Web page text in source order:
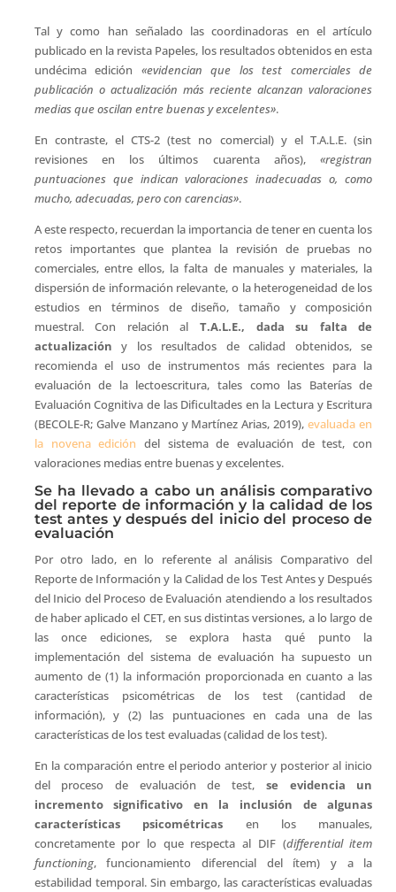
Tal y como han señalado las coordinadoras en el artículo
publicado en la revista Papeles, los resultados obtenidos en esta
undécima edición «evidencian que los test comerciales de
publicación o actualización más reciente alcanzan valoraciones
medias que oscilan entre buenas y excelentes».
En contraste, el CTS-2 (test no comercial) y el T.A.L.E. (sin
revisiones en los últimos cuarenta años),«registran
puntuaciones que indican valoraciones inadecuadas o, como
mucho, adecuadas, pero con carencias».
A este respecto, recuerdan la importancia de tener en cuenta los
retos importantes que plantea la revisión de pruebas no
comerciales, entre ellos, la falta de manuales y materiales, la
dispersión de información relevante, o la heterogeneidad de los
estudios en términos de diseño, tamaño y composición
muestral. Con relación al T.A.L.E., dada su falta de
actualización y los resultados de calidad obtenidos, se
recomienda el uso de instrumentos más recientes para la
evaluación de la lectoescritura, tales como las Baterías de
Evaluación Cognitiva de las Dificultades en la Lectura y Escritura
(BECOLE-R; Galve Manzano y Martínez Arias, 2019),evaluada en
la novena edición del sistema de evaluación de test, con
valoraciones medias entre buenas y excelentes.
Se ha llevado a cabo un análisis comparativo
del reporte de información y la calidad de los
test antes y después del inicio del proceso de
evaluación
Por otro lado, en lo referente al análisis Comparativo del
Reporte de Información y la Calidad de los Test Antes y Después
del Inicio del Proceso de Evaluación atendiendo a los resultados
de haber aplicado el CET, en sus distintas versiones, a lo largo de
las once ediciones, se explora hasta qué punto la
implementación del sistema de evaluación ha supuesto un
aumento de (1) la información proporcionada en cuanto a las
características psicométricas de los test (cantidad de
información), y (2) las puntuaciones en cada una de las
características de los test evaluadas (calidad de los test).
En la comparación entre el periodo anterior y posterior al inicio
del proceso de evaluación de test, se evidencia un
incremento significativo en la inclusión de algunas
características psicométricas en los manuales,
concretamente por lo que respecta al DIF (differential item
functioning, funcionamiento diferencial del ítem) y a la
estabilidad temporal. Sin embargo, las características evaluadas